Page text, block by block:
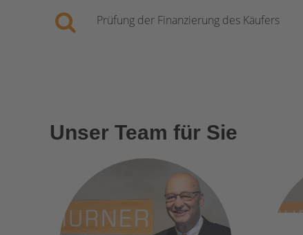
Prüfung der Finanzierung des Käufers
Unser Team für Sie